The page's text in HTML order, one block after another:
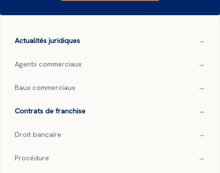
Actualités juridiques
Agents commerciaux
Baux commerciaux
Contrats de franchise
Droit bancaire
Procédure